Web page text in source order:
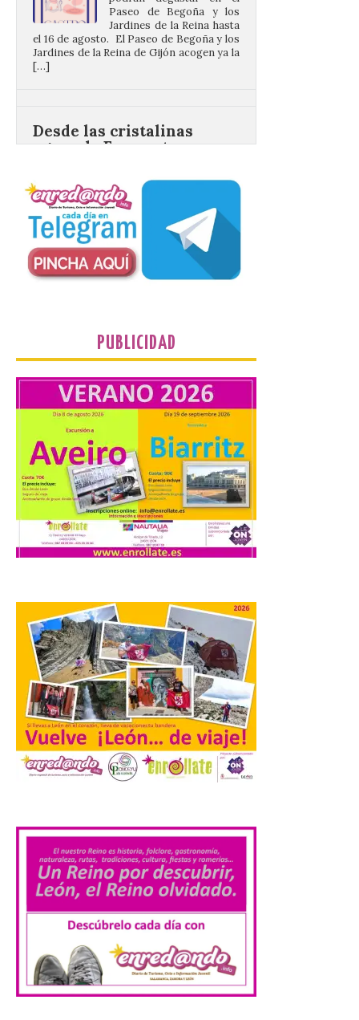
[…]
primera fotografía de
León de…viaje.
Nueva edición de León
de…viaje. Una iniciativa
organizado por la sección
juvenil de la Asociación
Enróllate, la Asociación
UPL cuestiona a la Junta
por no imponer sanciones
a Aucalsa, como hará el
Principado de Asturias,
por cobrar en la AP-66 la
tarifa íntegra pese a estar
en obras
10 Ago 2026
preguntas escritas en las
Cortes autonómicas
mediante las cuales vuelve
a reclamar a la institución autonómica
que exija al Gobierno de España la
supresión de este peaje por la ilegalidad
de la prórroga […]
El alumnado de FP crece
un 2,5% hasta superar los
1,2 millones de
10 Ago 2026
El Ministerio publica la
Estadística de las
Enseñanzas no
avance 2025-2026 con las
cifras actualizadas del curso escolar
recién finalizado. El Grado Básico crece
un 2,1%, el Grado Medio un 2,7%, el Grado
PUBLICIDAD